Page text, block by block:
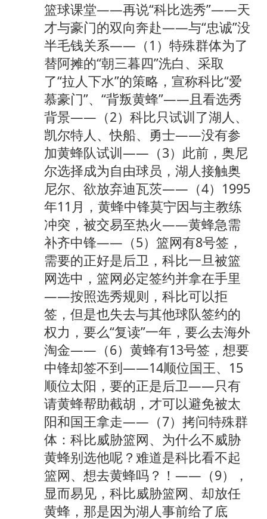
篮球课堂——再说“科比选秀”——天
才与豪门的双向奔赴——与“忠诚”没
半毛钱关系——（1）特殊群体为了
替阿摊的“朝三暮四”洗白、采取
了“拉人下水”的策略，宣称科比“爱
慕豪门”、“背叛黄蜂”——且看选秀
背景——（2）科比只试训了湖人、
凯尔特人、快船、勇士——没有参
加黄蜂队试训——（3）此前，奥尼
尔选择成为自由球员，湖人接触奥
尼尔、欲放弃迪瓦茨——（4）1995
年11月，黄蜂中锋莫宁因与主教练
冲突，被交易至热火——黄蜂急需
补齐中锋——（5）篮网有8号签，
需要的正好是后卫，科比一旦被篮
网选中，篮网必定签约并拿在手里
——按照选秀规则，科比可以拒
签，但是也失去与其他球队签约的
权力，要么“复读”一年，要么去海外
淘金——（6）黄蜂有13号签，想要
中锋却签不到——14顺位国王、15
顺位太阳，要的正是后卫——只有
请黄蜂帮助截胡，才可以避免被太
阳和国王拿走——（7）拷问特殊群
体：科比威胁篮网、为什么不威胁
黄蜂别选他呢？难道是科比看不起
篮网、想去黄蜂吗？！——（9），
显而易见，科比威胁篮网、却放任
黄蜂，那是因为湖人事前给了底